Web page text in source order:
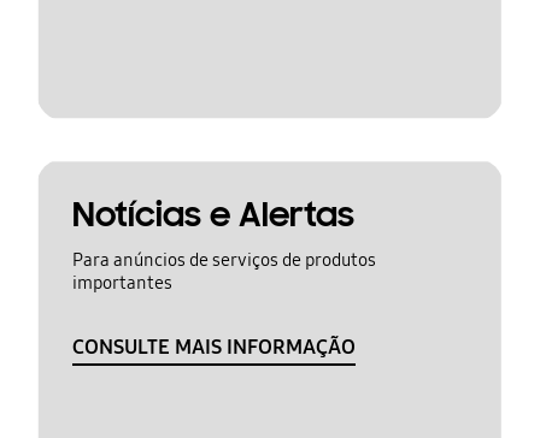
Notícias e Alertas
Para anúncios de serviços de produtos
importantes
CONSULTE MAIS INFORMAÇÃO